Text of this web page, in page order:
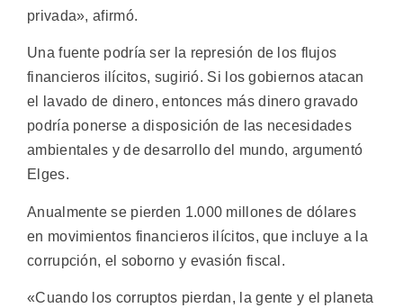
privada», afirmó.
Una fuente podría ser la represión de los flujos
financieros ilícitos, sugirió. Si los gobiernos atacan
el lavado de dinero, entonces más dinero gravado
podría ponerse a disposición de las necesidades
ambientales y de desarrollo del mundo, argumentó
Elges.
Anualmente se pierden 1.000 millones de dólares
en movimientos financieros ilícitos, que incluye a la
corrupción, el soborno y evasión fiscal.
«Cuando los corruptos pierdan, la gente y el planeta